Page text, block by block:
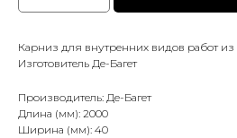
Карниз для внутренних видов работ из
Изготовитель Де-Багет
Производитель: Де-Багет
Длина (мм): 2000
Ширина (мм): 40